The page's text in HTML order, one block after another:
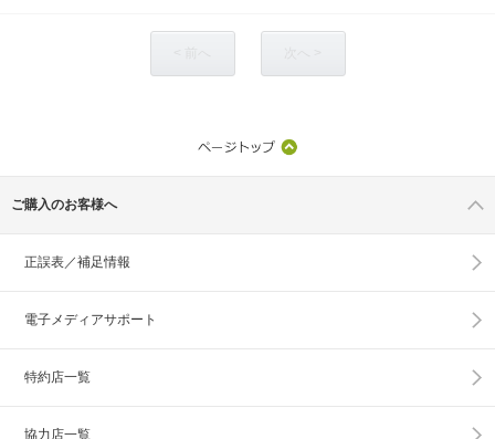
ご購入のお客様へ
正誤表／補足情報
電子メディアサポート
特約店一覧
協力店一覧